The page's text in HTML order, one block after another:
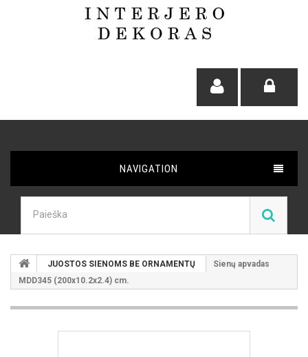
NAVIGATION
JUOSTOS SIENOMS BE ORNAMENTŲ
Sienų apvadas
MDD345 (200x10.2x2.4) cm.